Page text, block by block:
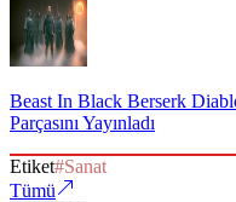
Beast In Black Berserk
Parçasını Yayınladı
Etiket#Sanat
Tümü